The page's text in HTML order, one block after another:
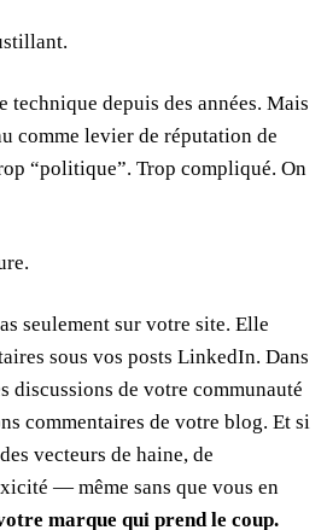
technique depuis des années. Mais
comme levier de réputation de
“politique”. Trop compliqué. On
seulement sur votre site. Elle
sous vos posts LinkedIn. Dans
discussions de votre communauté
commentaires de votre blog. Et si
vecteurs de haine, de
— même sans que vous en
marque qui prend le coup.